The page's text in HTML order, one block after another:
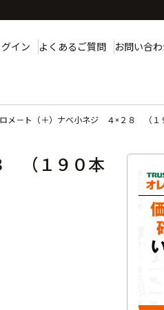
イン よくあるご質問 お問い合
メ－ト（＋）ナベ小ネジ ４×２８ （
（１９０本